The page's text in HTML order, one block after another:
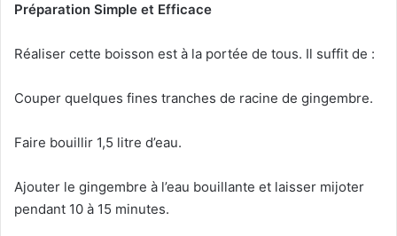
Préparation Simple et Efficace
Réaliser cette boisson est à la portée de tous. Il suffit de :
Couper quelques fines tranches de racine de gingembre.
Faire bouillir 1,5 litre d’eau.
Ajouter le gingembre à l’eau bouillante et laisser mijoter
pendant 10 à 15 minutes.